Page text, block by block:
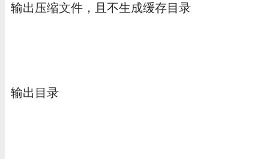
输出压缩文件，且不生成缓存目录
输出目录